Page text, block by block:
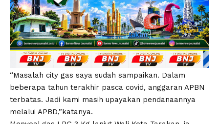
“Masalah city gas saya sudah sampaikan. Dalam
beberapa tahun terakhir pasca covid, anggaran APBN
terbatas. Jadi kami masih upayakan pendanaannya
melalui APBD,”katanya.